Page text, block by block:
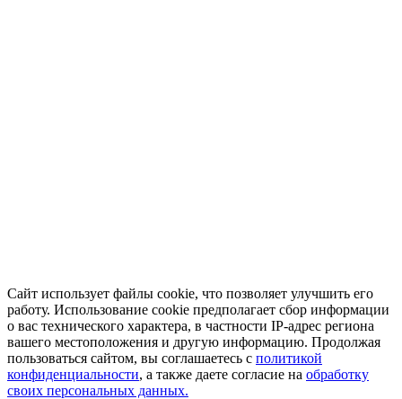
Сайт использует файлы cookie, что позволяет улучшить его
работу. Использование cookie предполагает сбор информации
о вас технического характера, в частности IP-адрес региона
вашего местоположения и другую информацию. Продолжая
пользоваться сайтом, вы соглашаетесь с политикой
конфиденциальности, а также даете согласие на обработку
своих персональных данных.